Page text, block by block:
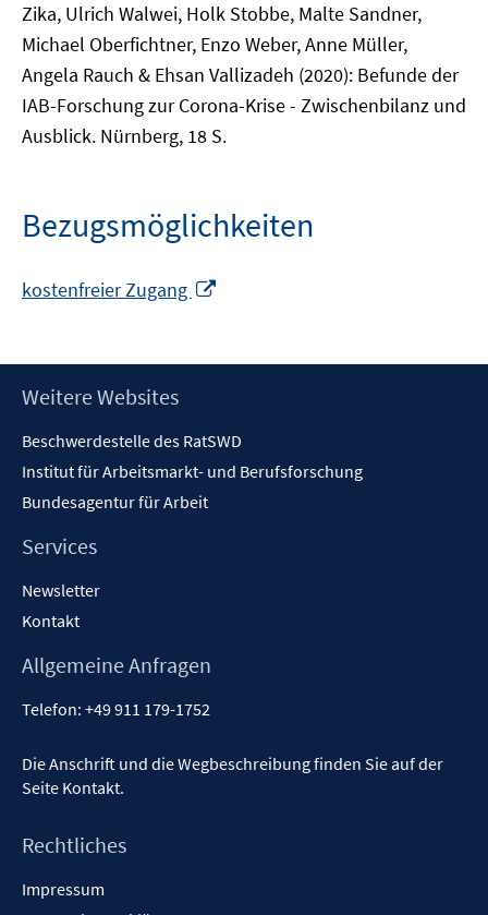
Zika, Ulrich Walwei, Holk Stobbe, Malte Sandner,
Michael Oberfichtner, Enzo Weber, Anne Müller,
Angela Rauch & Ehsan Vallizadeh (2020): Befunde der
IAB-Forschung zur Corona-Krise - Zwischenbilanz und
Ausblick. Nürnberg, 18 S.
Bezugsmöglichkeiten
kostenfreier Zugang
öffnen
Footer
Weitere Websites
Beschwerdestelle des RatSWD
Institut für Arbeitsmarkt- und Berufsforschung
Bundesagentur für Arbeit
Services
Newsletter
Kontakt
Allgemeine Anfragen
Telefon: +49 911 179-1752
Die Anschrift und die Wegbeschreibung finden Sie auf der
Seite Kontakt.
Rechtliches
Impressum